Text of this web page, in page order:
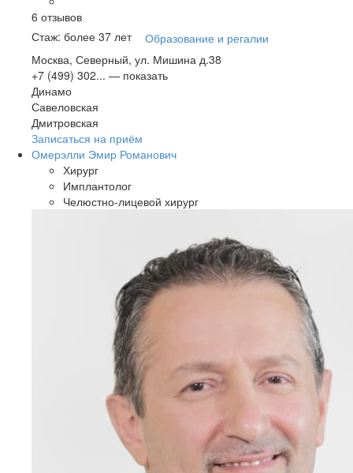
6 отзывов
Стаж: более 37 лет
Образование и регалии
Москва, Северный, ул. Мишина д.38
+7 (499) 302... — показать
Динамо
Савеловская
Дмитровская
Записаться на приём
Омерэлли Эмир Романович
Хирург
Имплантолог
Челюстно-лицевой хирург